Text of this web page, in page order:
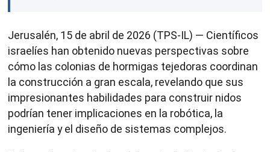
Jerusalén, 15 de abril de 2026 (TPS-IL) — Científicos
israelíes han obtenido nuevas perspectivas sobre
cómo las colonias de hormigas tejedoras coordinan
la construcción a gran escala, revelando que sus
impresionantes habilidades para construir nidos
podrían tener implicaciones en la robótica, la
ingeniería y el diseño de sistemas complejos.